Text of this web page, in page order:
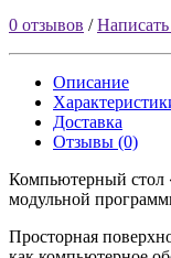
0 отзывов /
Описание
Доставка
Отзывы (0)
Компьютерный стол
модульной
Просторная